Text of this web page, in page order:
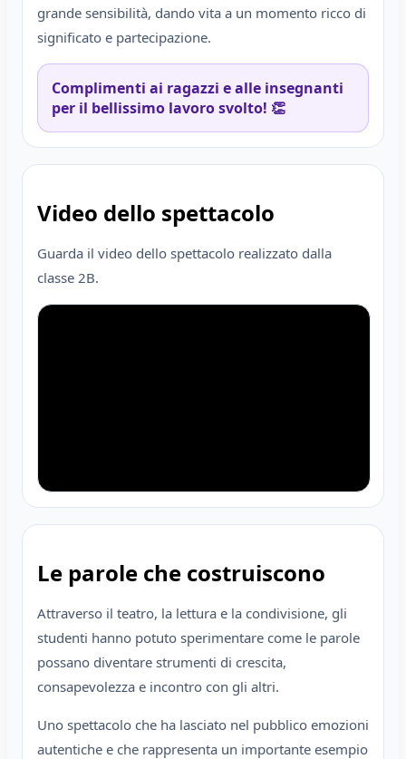
grande sensibilità, dando vita a un momento ricco di
significato e partecipazione.
Complimenti ai ragazzi e alle insegnanti
per il bellissimo lavoro svolto! 👏
Video dello spettacolo
Guarda il video dello spettacolo realizzato dalla
classe 2B.
Le parole che costruiscono
Attraverso il teatro, la lettura e la condivisione, gli
studenti hanno potuto sperimentare come le parole
possano diventare strumenti di crescita,
consapevolezza e incontro con gli altri.
Uno spettacolo che ha lasciato nel pubblico emozioni
autentiche e che rappresenta un importante esempio